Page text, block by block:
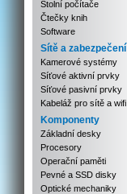
Stolní počítače
Čtečky knih
Software
Sítě a zabezpečení
Kamerové systémy
Síťové aktivní prvky
Síťové pasivní prvky
Kabeláž pro sítě a wifi
Komponenty
Základní desky
Procesory
Operační paměti
Pevné a SSD disky
Optické mechaniky